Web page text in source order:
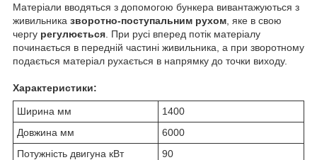
Матеріали вводяться з допомогою бункера вивантажуються з
живильника зворотно-поступальним рухом , яке в свою
чергу регулюється . При русі вперед потік матеріалу
починається в передній частині живильника, а при зворотному
подається матеріал рухається в напрямку до точки виходу.
Характеристики:
Ширина мм
1400
Довжина мм
6000
Потужність двигуна кВт
90